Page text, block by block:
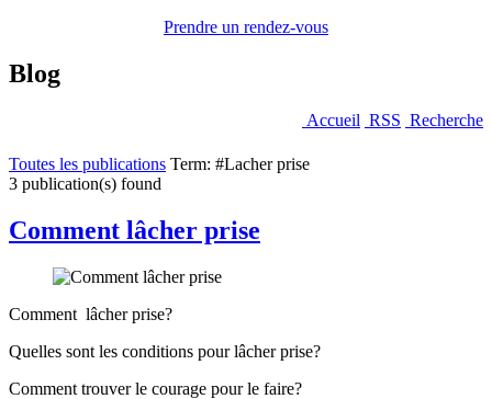
Prendre un rendez-vous
Blog
Accueil RSS Recherche
Toutes les publications Term: #Lacher prise
3 publication(s) found
Comment lâcher prise
Comment lâcher prise?
Quelles sont les conditions pour lâcher prise?
Comment trouver le courage pour le faire?